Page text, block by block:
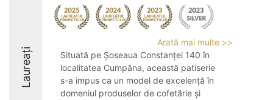
Laureați
Arată mai multe >>
Situată pe Șoseaua Constanței 140 în
localitatea Cumpăna, această patiserie
s-a impus ca un model de excelență în
domeniul produselor de cofetărie și